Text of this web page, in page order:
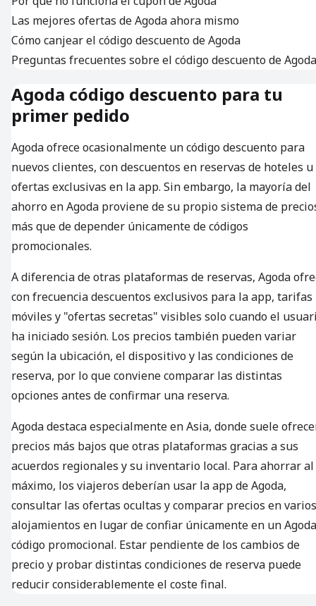
Las mejores ofertas de Agoda ahora mismo
Cómo canjear el código descuento de Agoda
Preguntas frecuentes sobre el código descuento de Agoda
Agoda código descuento para tu
primer pedido
Agoda ofrece ocasionalmente un código descuento para
nuevos clientes, con descuentos en reservas de hoteles u
ofertas exclusivas en la app. Sin embargo, la mayoría del
ahorro en Agoda proviene de su propio sistema de
más que de depender únicamente de códigos
promocionales.
A diferencia de otras plataformas de reservas, Agoda
con frecuencia descuentos exclusivos para la app, tarifas
móviles y "ofertas secretas" visibles solo cuando el
ha iniciado sesión. Los precios también pueden variar
según la ubicación, el dispositivo y las condiciones de
reserva, por lo que conviene comparar las distintas
opciones antes de confirmar una reserva.
Agoda destaca especialmente en Asia, donde suele
precios más bajos que otras plataformas gracias a sus
acuerdos regionales y su inventario local. Para ahorrar al
máximo, los viajeros deberían usar la app de Agoda,
consultar las ofertas ocultas y comparar precios en varios
alojamientos en lugar de confiar únicamente en un Agoda
código promocional. Estar pendiente de los cambios de
precio y probar distintas condiciones de reserva puede
reducir considerablemente el coste final.